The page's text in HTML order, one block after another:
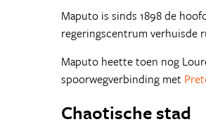
Maputo is sinds 1898 de
regeringscentrum verhuisde
Maputo heette toen nog
spoorwegverbinding met
Chaotische stad